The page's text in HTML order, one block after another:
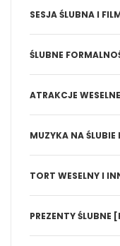
SESJA ŚLUBNA I
ŚLUBNE
ATRAKCJE WESELNE
MUZYKA NA ŚLUBIE
TORT WESELNY I
PREZENTY ŚLUBNE